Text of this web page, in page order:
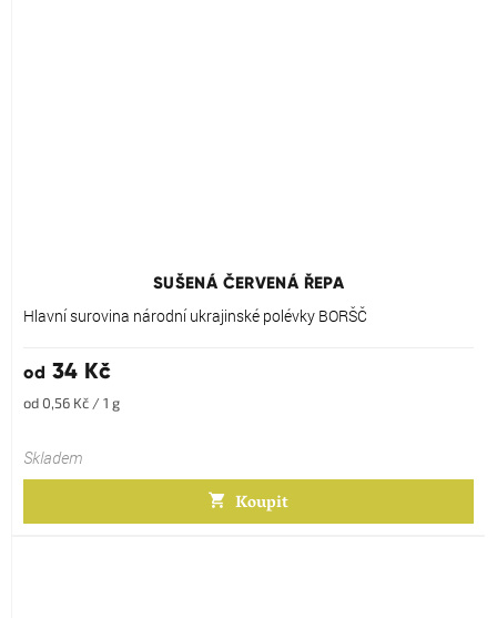
SUŠENÁ ČERVENÁ ŘEPA
5,0
hvězdiček.
Hlavní surovina národní ukrajinské polévky BORŠČ
od 34 Kč
Měrná
od 0,56 Kč / 1 g
Skladem
Koupit